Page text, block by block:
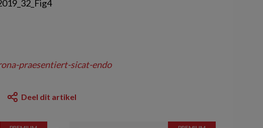
praesentiert-sicat-endo
Deel dit artikel